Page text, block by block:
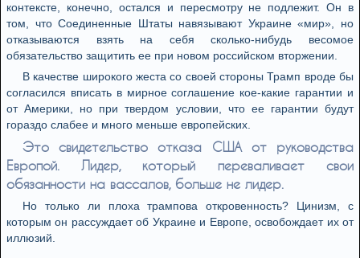
контексте, конечно, остался и пересмотру не подлежит. Он в
том, что Соединенные Штаты навязывают Украине «мир», но
отказываются взять на себя сколько-нибудь весомое
обязательство защитить ее при новом российском вторжении.
В качестве широкого жеста со своей стороны Трамп вроде бы
согласился вписать в мирное соглашение кое-какие гарантии и
от Америки, но при твердом условии, что ее гарантии будут
гораздо слабее и много меньше европейских.
Это свидетельство отказа США от руководства
Европой. Лидер, который переваливает свои
обязанности на вассалов, больше не лидер.
Но только ли плоха трампова откровенность? Цинизм, с
которым он рассуждает об Украине и Европе, освобождает их от
иллюзий.